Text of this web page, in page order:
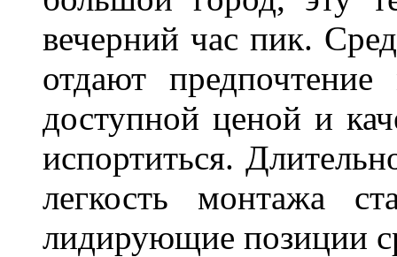
вечерний час пик.
отдают
доступной ценой и
испортиться.
легкость монтажа
лидирующие